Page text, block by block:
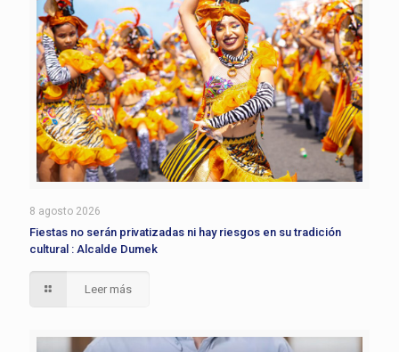
8 agosto 2026
Fiestas no serán privatizadas ni hay riesgos en su tradición
cultural : Alcalde Dumek
Leer más